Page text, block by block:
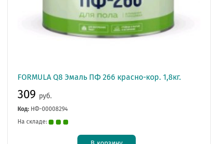
FORMULA Q8 Эмаль ПФ 266 красно-кор. 1,8кг.
309 руб.
Код: НФ-00008294
На складе: